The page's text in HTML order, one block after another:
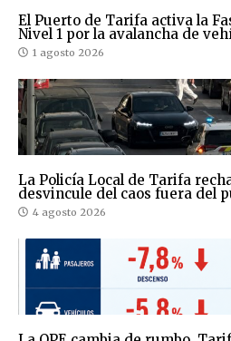
El Puerto de Tarifa activa la
Nivel 1 por la avalancha de
1 agosto 2026
La Policía Local de Tarifa
desvincule del caos fuera del
4 agosto 2026